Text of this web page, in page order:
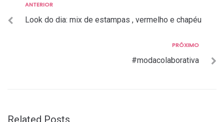
Navegação
de
Anterior
ANTERIOR
Look do dia: mix de estampas , vermelho e chapéu
PRÓXIMO
#modacolaborativa